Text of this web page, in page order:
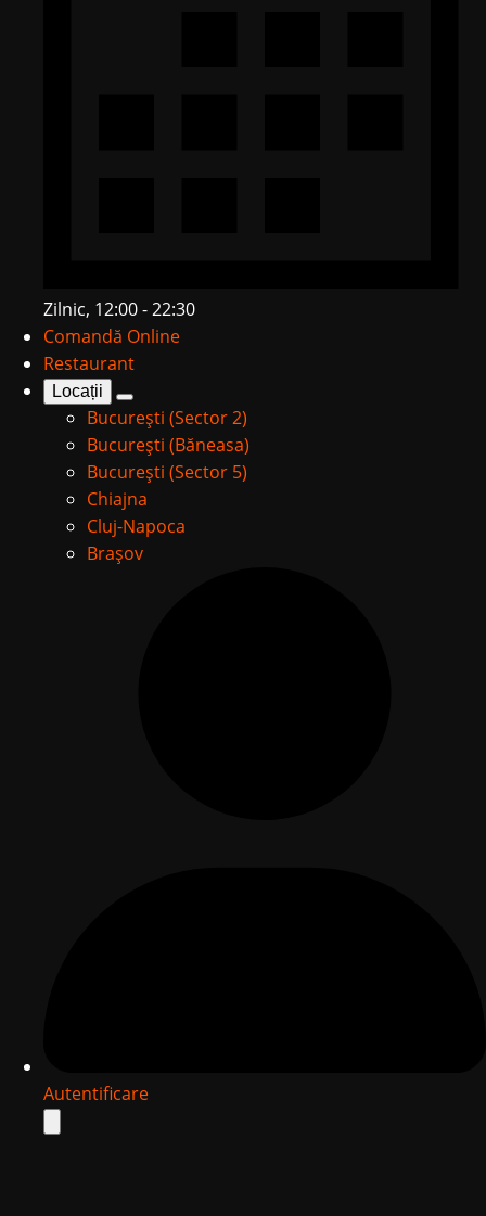
Zilnic, 12:00 - 22:30
Comandă Online
Restaurant
Locații
București (Sector 2)
București (Băneasa)
București (Sector 5)
Chiajna
Cluj-Napoca
Brașov
Autentificare